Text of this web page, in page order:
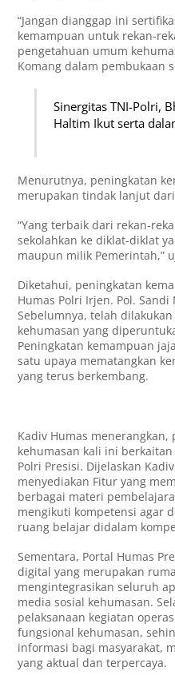
“Jangan dianggap ini
kemampuan untuk rekan-
pengetahuan umum
Komang dalam pembukaan
Sinergitas TNI-Polri,
Haltim Ikut serta
Menurutnya, peningkatan
merupakan tindak lanjut
“Yang terbaik dari rekan-
sekolahkan ke diklat-diklat
maupun milik Pemerintah,”
Diketahui, peningkatan
Humas Polri Irjen. Pol.
Sebelumnya, telah
kehumasan yang
Peningkatan kemampuan
satu upaya mematangkan
yang terus berkembang.
Kadiv Humas
kehumasan kali ini
Polri Presisi. Dijelaskan
menyediakan Fitur yang
berbagai materi
mengikuti kompetensi agar
ruang belajar didalam
Sementara, Portal Humas
digital yang merupakan
mengintegrasikan seluruh
media sosial kehumasan.
pelaksanaan kegiatan
fungsional kehumasan,
informasi bagi masyarakat,
yang aktual dan terpercaya.